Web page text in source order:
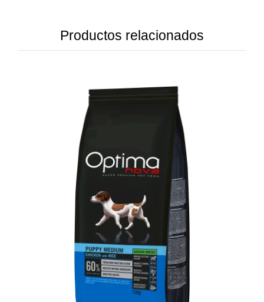
Productos relacionados
DETAILS